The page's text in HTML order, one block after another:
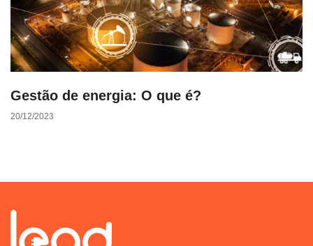
Gestão de energia: O que é?
20/12/2023